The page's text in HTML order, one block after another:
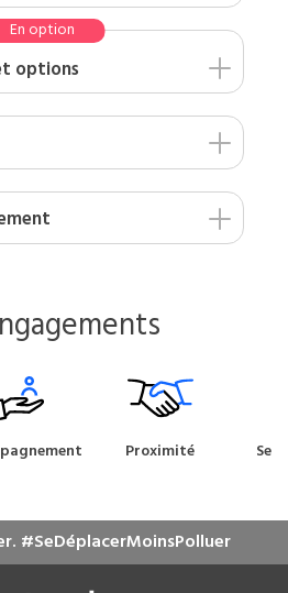
options
Proximité
#SeDéplacerMoinsPolluer